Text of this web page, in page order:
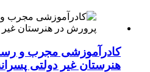
کادرآموزشی مجرب و
هنرستان غیر دولتی